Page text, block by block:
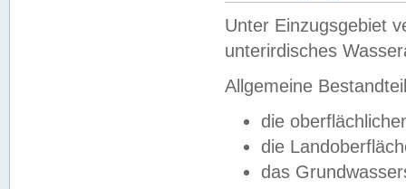
Unter Einzugsgebiet
unterirdisches
Allgemeine
die
die
das